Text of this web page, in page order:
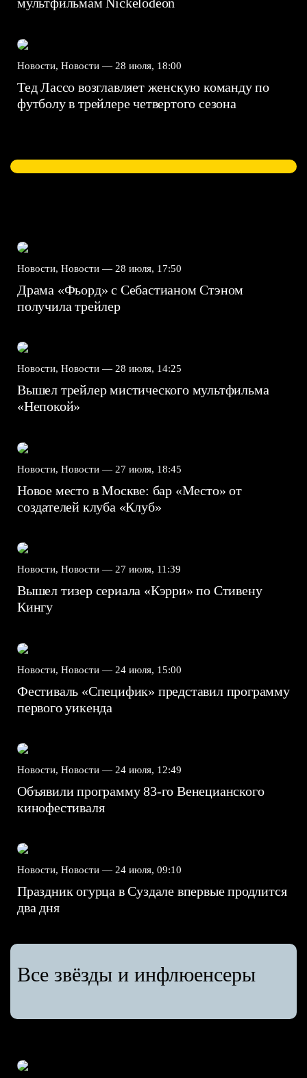
Новости, Новости — 28 июля, 18:00
Тед Лассо возглавляет женскую команду по
футболу в трейлере четвертого сезона
Новости, Новости — 28 июля, 17:50
Драма «Фьорд» с Себастианом Стэном
получила трейлер
Новости, Новости — 28 июля, 14:25
Вышел трейлер мистического мультфильма
«Непокой»
Новости, Новости — 27 июля, 18:45
Новое место в Москве: бар «Место» от
создателей клуба «Клуб»
Новости, Новости — 27 июля, 11:39
Вышел тизер сериала «Кэрри» по Стивену
Кингу
Новости, Новости — 24 июля, 15:00
Фестиваль «Специфик» представил программу
первого уикенда
Новости, Новости — 24 июля, 12:49
Объявили программу 83-го Венецианского
кинофестиваля
Новости, Новости — 24 июля, 09:10
Праздник огурца в Суздале впервые продлится
два дня
Все звёзды и инфлюенсеры